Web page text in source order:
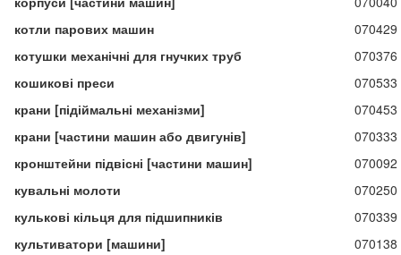
котли парових машин
070429
котушки механічні для гнучких труб
070376
кошикові преси
070533
крани [підіймальні механізми]
070453
крани [частини машин або двигунів]
070333
кронштейни підвісні [частини машин]
070092
кувальні молоти
070250
кулькові кільця для підшипників
070339
культиватори [машини]
070138